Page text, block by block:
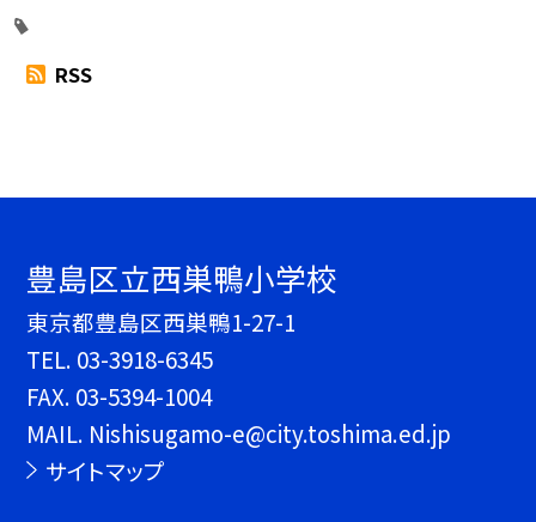
RSS
豊島区立西巣鴨小学校
東京都豊島区西巣鴨1-27-1
TEL. 03-3918-6345
FAX. 03-5394-1004
MAIL. Nishisugamo-e@city.toshima.ed.jp
サイトマップ